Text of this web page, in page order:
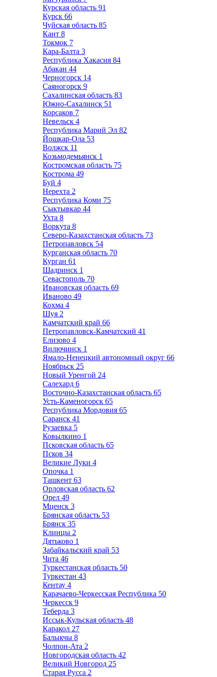
Курская область 91
Курск 66
Чуйская область 85
Кант 8
Токмок 7
Кара-Балта 3
Республика Хакасия 84
Абакан 44
Черногорск 14
Саяногорск 9
Сахалинская область 83
Южно-Сахалинск 51
Корсаков 7
Невельск 4
Республика Марий Эл 82
Йошкар-Ола 53
Волжск 11
Козьмодемьянск 1
Костромская область 75
Кострома 49
Буй 4
Нерехта 2
Республика Коми 75
Сыктывкар 44
Ухта 8
Воркута 8
Северо-Казахстанская область 73
Петропавловск 54
Курганская область 70
Курган 61
Шадринск 1
Севастополь 70
Ивановская область 69
Иваново 49
Кохма 4
Шуя 2
Камчатский край 66
Петропавловск-Камчатский 41
Елизово 4
Вилючинск 1
Ямало-Ненецкий автономный округ 66
Ноябрьск 25
Новый Уренгой 24
Салехард 6
Восточно-Казахстанская область 65
Усть-Каменогорск 65
Республика Мордовия 65
Саранск 41
Рузаевка 5
Ковылкино 1
Псковская область 65
Псков 34
Великие Луки 4
Опочка 1
Ташкент 63
Орловская область 62
Орел 49
Мценск 3
Брянская область 53
Брянск 35
Клинцы 2
Дятьково 1
Забайкальский край 53
Чита 46
Туркестанская область 50
Туркестан 43
Кентау 4
Карачаево-Черкесская Республика 50
Черкесск 9
Теберда 3
Иссык-Кульская область 48
Каракол 27
Балыкчы 8
Чолпон-Ата 2
Новгородская область 42
Великий Новгород 25
Старая Русса 2